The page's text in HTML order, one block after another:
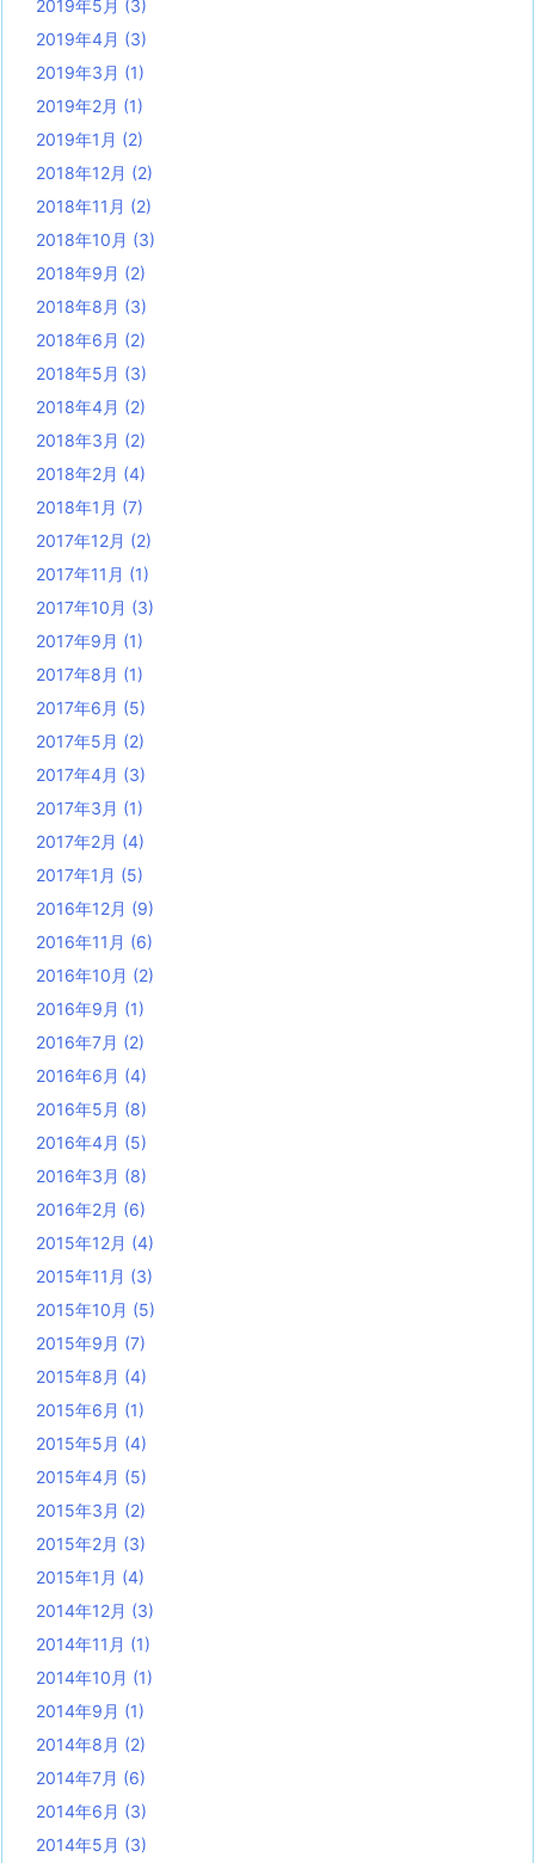
2019年5月 (3)
2019年4月 (3)
2019年3月 (1)
2019年2月 (1)
2019年1月 (2)
2018年12月 (2)
2018年11月 (2)
2018年10月 (3)
2018年9月 (2)
2018年8月 (3)
2018年6月 (2)
2018年5月 (3)
2018年4月 (2)
2018年3月 (2)
2018年2月 (4)
2018年1月 (7)
2017年12月 (2)
2017年11月 (1)
2017年10月 (3)
2017年9月 (1)
2017年8月 (1)
2017年6月 (5)
2017年5月 (2)
2017年4月 (3)
2017年3月 (1)
2017年2月 (4)
2017年1月 (5)
2016年12月 (9)
2016年11月 (6)
2016年10月 (2)
2016年9月 (1)
2016年7月 (2)
2016年6月 (4)
2016年5月 (8)
2016年4月 (5)
2016年3月 (8)
2016年2月 (6)
2015年12月 (4)
2015年11月 (3)
2015年10月 (5)
2015年9月 (7)
2015年8月 (4)
2015年6月 (1)
2015年5月 (4)
2015年4月 (5)
2015年3月 (2)
2015年2月 (3)
2015年1月 (4)
2014年12月 (3)
2014年11月 (1)
2014年10月 (1)
2014年9月 (1)
2014年8月 (2)
2014年7月 (6)
2014年6月 (3)
2014年5月 (3)